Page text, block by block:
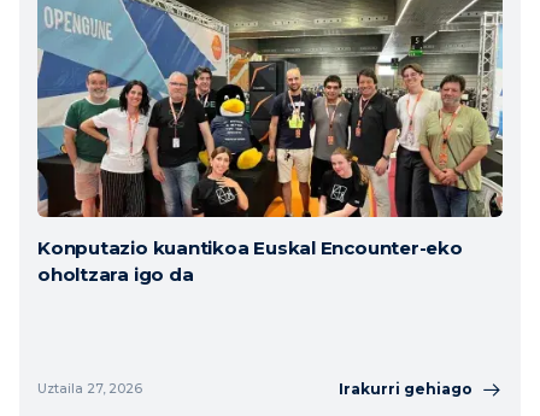
Konputazio kuantikoa Euskal Encounter-eko
oholtzara igo da
Uztaila 27, 2026 Irakurri gehiago